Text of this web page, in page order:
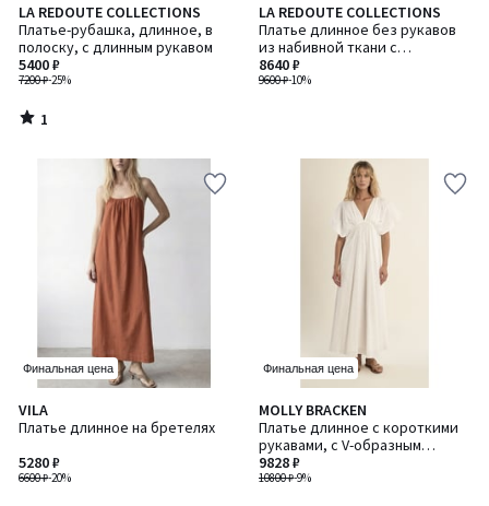
LA REDOUTE COLLECTIONS
Платье-рубашка, длинное, в
полоску, с длинным рукавом
7200 ₽-25%
5400 ₽
1
/
5
1
/
LA REDOUTE COLLECTIONS
Платье длинное без рукавов
из набивной ткани с
цветочным рисунком
9600 ₽-10%
8640 ₽
Финальная цена
VILA
Платье длинное на бретелях
6600 ₽-20%
5280 ₽
Финальная цена
MOLLY BRACKEN
Платье длинное с короткими
рукавами, с V-образным
вырезом
10800 ₽-9%
9828 ₽
5
/
5